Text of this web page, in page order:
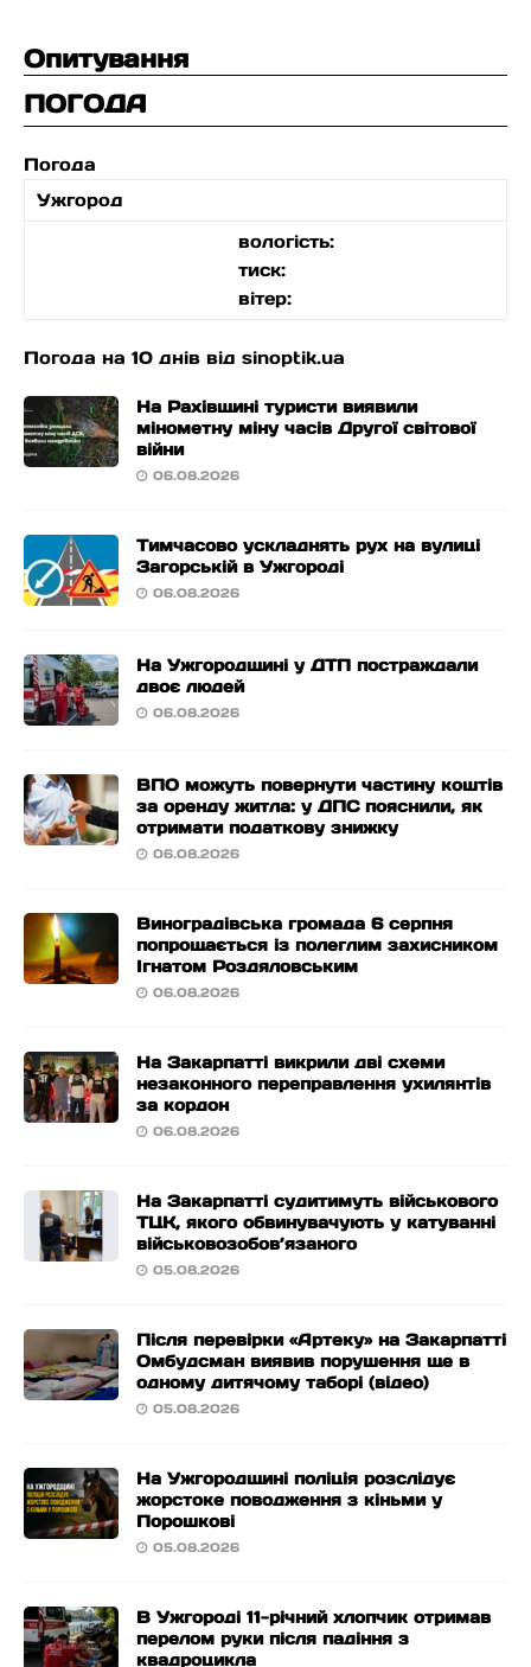
Опитування
ПОГОДА
Погода
Ужгород
вологість:
тиск:
вітер:
Погода на 10 днів від sinoptik.ua
На Рахівщині туристи виявили
мінометну міну часів Другої світової
війни
06.08.2026
Тимчасово ускладнять рух на вулиці
Загорській в Ужгороді
06.08.2026
На Ужгородщині у ДТП постраждали
двоє людей
06.08.2026
ВПО можуть повернути частину коштів
за оренду житла: у ДПС пояснили, як
отримати податкову знижку
06.08.2026
Виноградівська громада 6 серпня
попрощається із полеглим захисником
Ігнатом Роздяловським
06.08.2026
На Закарпатті викрили дві схеми
незаконного переправлення ухилянтів
за кордон
06.08.2026
На Закарпатті судитимуть військового
ТЦК, якого обвинувачують у катуванні
військовозобов’язаного
05.08.2026
Після перевірки «Артеку» на Закарпатті
Омбудсман виявив порушення ще в
одному дитячому таборі (відео)
05.08.2026
На Ужгородщині поліція розслідує
жорстоке поводження з кіньми у
Порошкові
05.08.2026
В Ужгороді 11-річний хлопчик отримав
перелом руки після падіння з
квадроцикла